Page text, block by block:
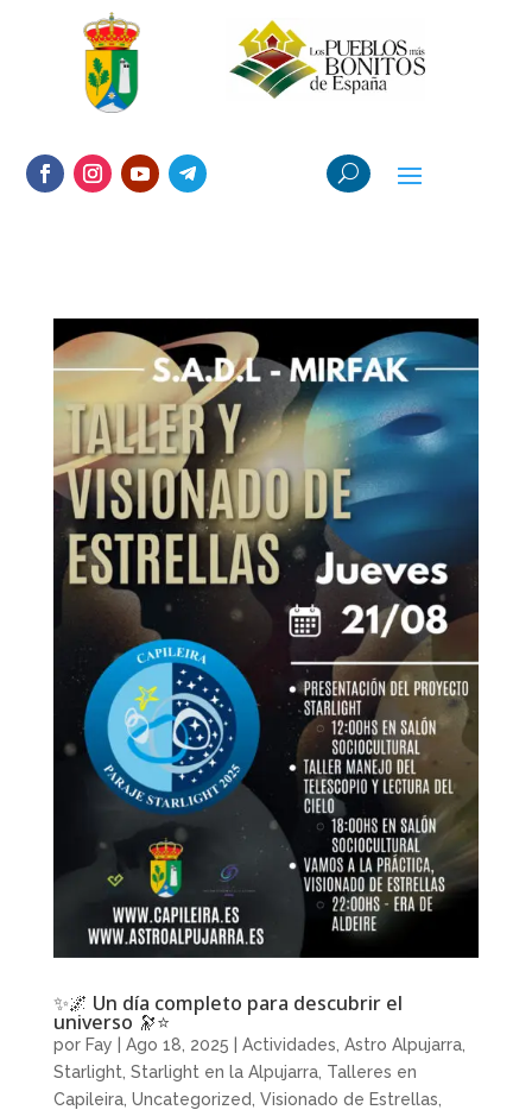
✨🌌 Un día completo para descubrir el
universo 🔭⭐️
por Fay | Ago 18, 2025 | Actividades Astro Alpujarra,
Starlight Starlight en la Alpujarra, Talleres en
Capileira, Uncategorized Visionado de Estrellas